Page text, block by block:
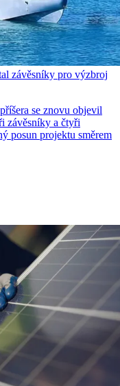
závěsníky pro výzbroj
se znovu objevil
závěsníky a čtyři
posun projektu směrem